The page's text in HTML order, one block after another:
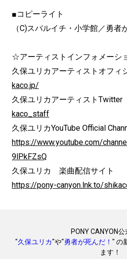
■コピーライト
（C)スバルイチ・小学館／勇者
☆アーティストインフォメーシ
久保ユリカアーティストオフ
kaco.jp/
久保ユリカアーティストTwitter
kaco_staff
久保ユリカYouTube Official
https://www.youtube.com/
9lPkFZsQ
久保ユリカ 楽曲配信サイト
https://pony-canyon.lnk.to/
PONY CANYON
"久保ユリカ"や"勇者が死んだ！ " の
ます！